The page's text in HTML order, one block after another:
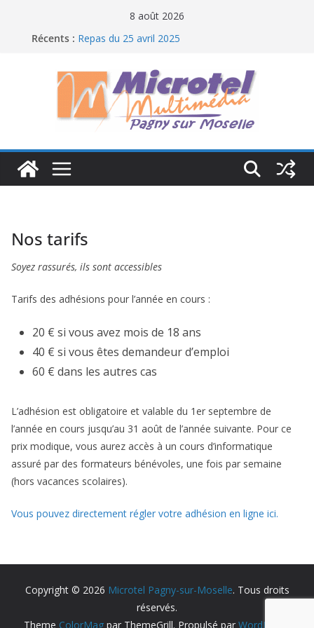
8 août 2026
Récents : Repas du 25 avril 2025
Nos tarifs
Soyez rassurés, ils sont accessibles
Tarifs des adhésions pour l’année en cours :
20 € si vous avez mois de 18 ans
40 € si vous êtes demandeur d’emploi
60 € dans les autres cas
L’adhésion est obligatoire et valable du 1er septembre de
l’année en cours jusqu’au 31 août de l’année suivante. Pour ce
prix modique, vous aurez accès à un cours d’informatique
assuré par des formateurs bénévoles, une fois par semaine
(hors vacances scolaires).
Vous pouvez directement régler votre adhésion en ligne ici.
Copyright © 2026 Microtel Pagny-sur-Moselle. Tous droits
réservés.
Theme ColorMag par ThemeGrill. Propulsé par WordPress